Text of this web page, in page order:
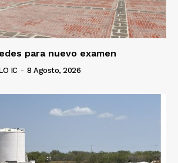
para nuevo examen
IC - 8 Agosto, 2026